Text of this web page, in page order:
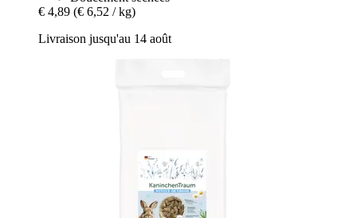
€ 4,89 (€ 6,52 / kg)
Livraison jusqu'au 14 août